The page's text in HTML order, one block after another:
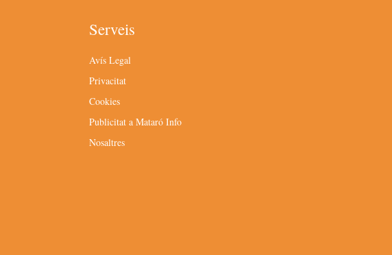
Serveis
Avís Legal
Privacitat
Cookies
Publicitat a Mataró Info
Nosaltres